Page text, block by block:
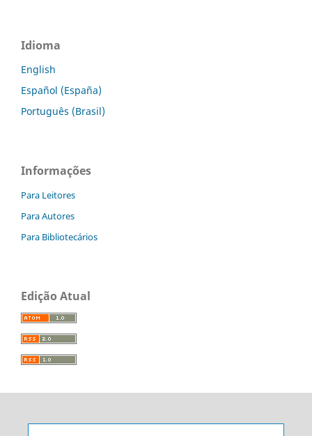
Idioma
English
Español (España)
Português (Brasil)
Informações
Para Leitores
Para Autores
Para Bibliotecários
Edição Atual